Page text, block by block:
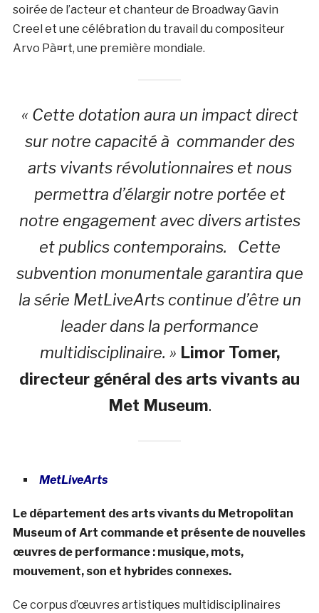
soirée de l’acteur et chanteur de Broadway Gavin
Creel et une célébration du travail du compositeur
Arvo Pà¤rt, une première mondiale.
« Cette dotation aura un impact direct
sur notre capacité à commander des
arts vivants révolutionnaires et nous
permettra d’élargir notre portée et
notre engagement avec divers artistes
et publics contemporains. Cette
subvention monumentale garantira que
la série MetLiveArts continue d’être un
leader dans la performance
multidisciplinaire. » Limor Tomer,
directeur général des arts vivants au
Met Museum.
MetLiveArts
Le département des arts vivants du Metropolitan
Museum of Art commande et présente de nouvelles
œuvres de performance : musique, mots,
mouvement, son et hybrides connexes.
Ce corpus d’œuvres artistiques multidisciplinaires